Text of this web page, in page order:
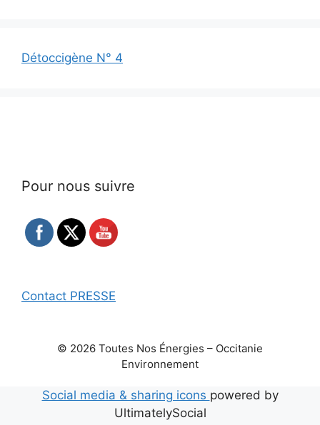
Détoccigène N° 4
Pour nous suivre
Contact PRESSE
© 2026 Toutes Nos Énergies – Occitanie
Environnement
Social media & sharing icons powered by
UltimatelySocial